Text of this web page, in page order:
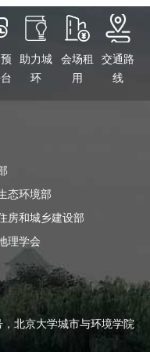
助力城
环
会场租
用
交通路
线
态环境部
房和城乡建设部
理学会
北京大学城市与环境学院